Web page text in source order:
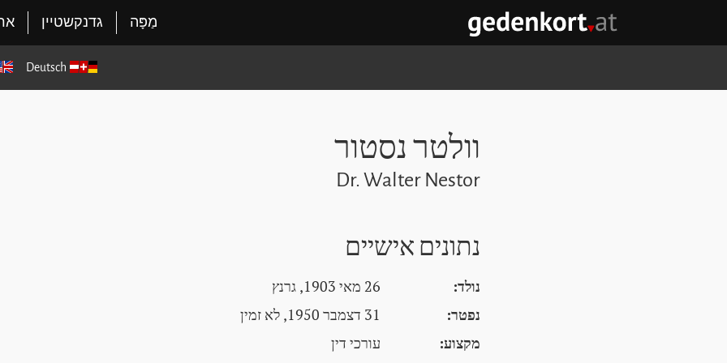
GEDENKORT - דף הבית
מַפָּה גדנקשטיין
Deutsch
וולטר נסטור
Dr. Walter Nestor
נתונים אישיים
נולד:
26 מאי 1903, גרנץ
נפטר:
31 דצמבר 1950, לא זמין
מקצוע:
עורכי דין